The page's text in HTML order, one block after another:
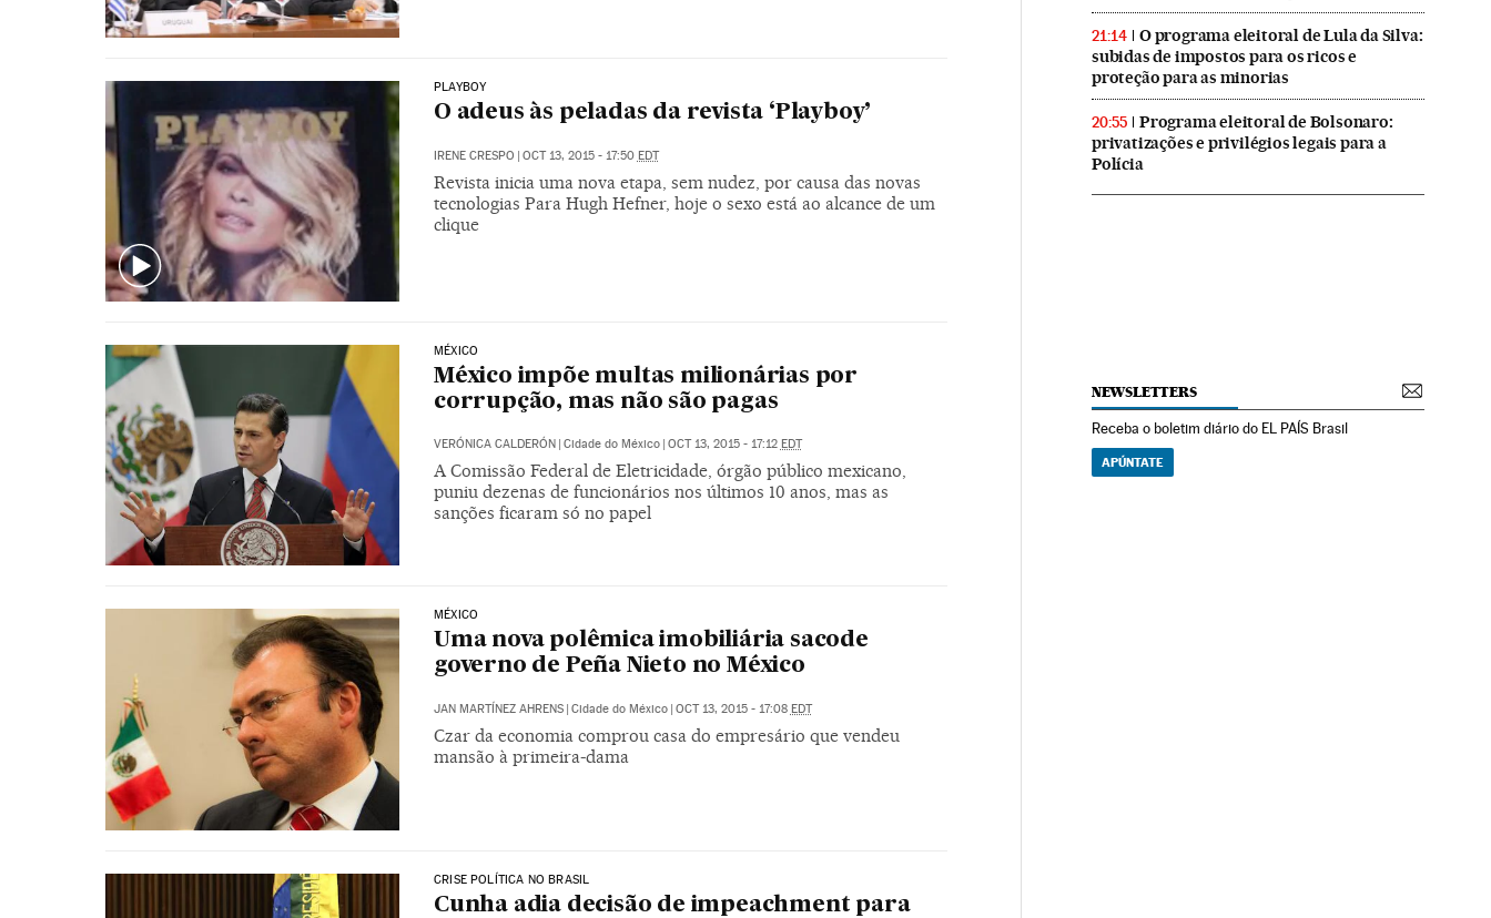
PLAYBOY
O adeus às peladas da revista ‘Playboy’
IRENE CRESPO | OCT 13, 2015 - 17:50 EDT
Revista inicia uma nova etapa, sem nudez, por causa das novas
tecnologias Para Hugh Hefner, hoje o sexo está ao alcance de um
clique
MÉXICO
México impõe multas milionárias por
corrupção, mas não são pagas
VERÓNICA CALDERÓN | Cidade do México | OCT 13, 2015 - 17:12 EDT
A Comissão Federal de Eletricidade, órgão público mexicano,
puniu dezenas de funcionários nos últimos 10 anos, mas as
sanções ficaram só no papel
MÉXICO
Uma nova polêmica imobiliária sacode
governo de Peña Nieto no México
JAN MARTÍNEZ AHRENS Cidade do México OCT 13, 2015 - 17:08 EDT
Czar da economia comprou casa do empresário que vendeu
mansão à primeira-dama
CRISE POLÍTICA NO BRASIL
Cunha adia decisão de impeachment para
21:14
O programa eleitoral de Lula da Silva:
subidas de impostos para os ricos e
proteção para as minorias
20:55
Programa eleitoral de Bolsonaro:
privatizações e privilégios legais para a
Polícia
NEWSLETTERS
Receba o boletim diário do EL PAÍS Brasil
APÚNTATE